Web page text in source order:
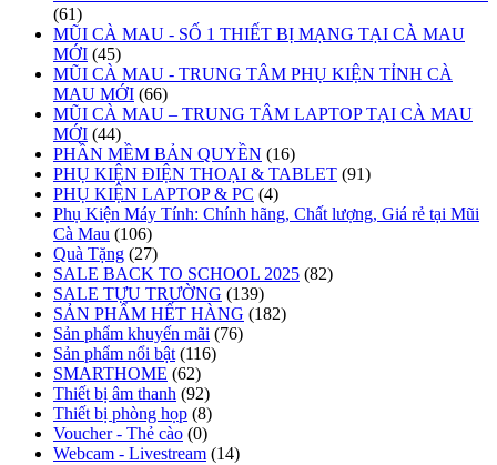
(61)
MŨI CÀ MAU - SỐ 1 THIẾT BỊ MẠNG TẠI CÀ MAU
MỚI (45)
MŨI CÀ MAU - TRUNG TÂM PHỤ KIỆN TỈNH CÀ
MAU MỚI (66)
MŨI CÀ MAU – TRUNG TÂM LAPTOP TẠI CÀ MAU
MỚI (44)
PHẦN MỀM BẢN QUYỀN (16)
PHỤ KIỆN ĐIỆN THOẠI & TABLET (91)
PHỤ KIỆN LAPTOP & PC (4)
Phụ Kiện Máy Tính: Chính hãng, Chất lượng, Giá rẻ tại Mũi
Cà Mau (106)
Quà Tặng (27)
SALE BACK TO SCHOOL 2025 (82)
SALE TỰU TRƯỜNG (139)
SẢN PHẨM HẾT HÀNG (182)
Sản phẩm khuyến mãi (76)
Sản phẩm nổi bật (116)
SMARTHOME (62)
Thiết bị âm thanh (92)
Thiết bị phòng họp (8)
Voucher - Thẻ cào (0)
Webcam - Livestream (14)